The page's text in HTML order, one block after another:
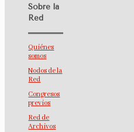
Sobre la
Red
Quiénes
somos
Nodos de la
Red
Congresos
previos
Red de
Archivos